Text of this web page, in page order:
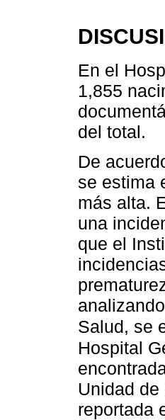
En el
1,855
del total.
De
se estima
más alta.
una
que el
Salud, se
Hospital
Unidad
reportada